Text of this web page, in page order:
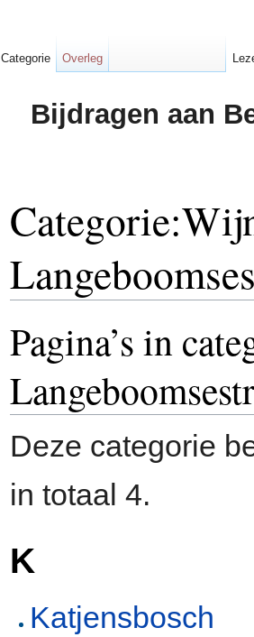
Bijdragen aan
Pagina’s in
Deze categorie
in totaal 4.
K
Katjensbosch
Categorie Overleg